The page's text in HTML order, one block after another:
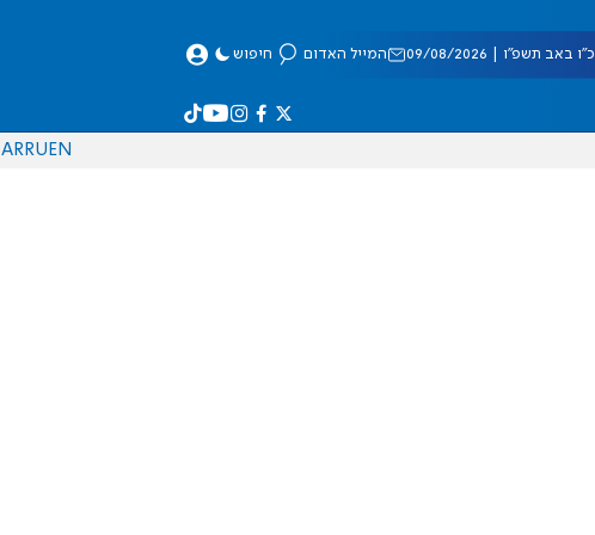
כ"ו באב תשפ"ו | 09/08/2026 המייל האדום חיפוש
EN
RU
AR